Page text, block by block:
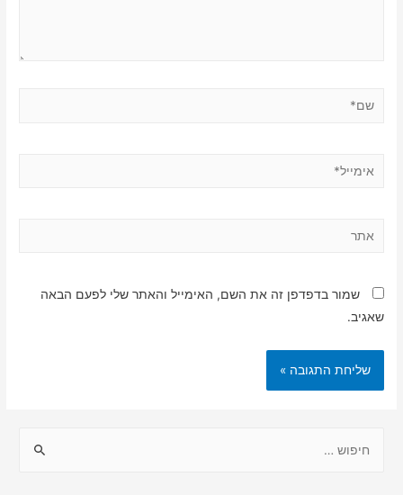
שמור בדפדפן זה את השם, האימייל והאתר שלי לפעם הבאה
שאגיב.